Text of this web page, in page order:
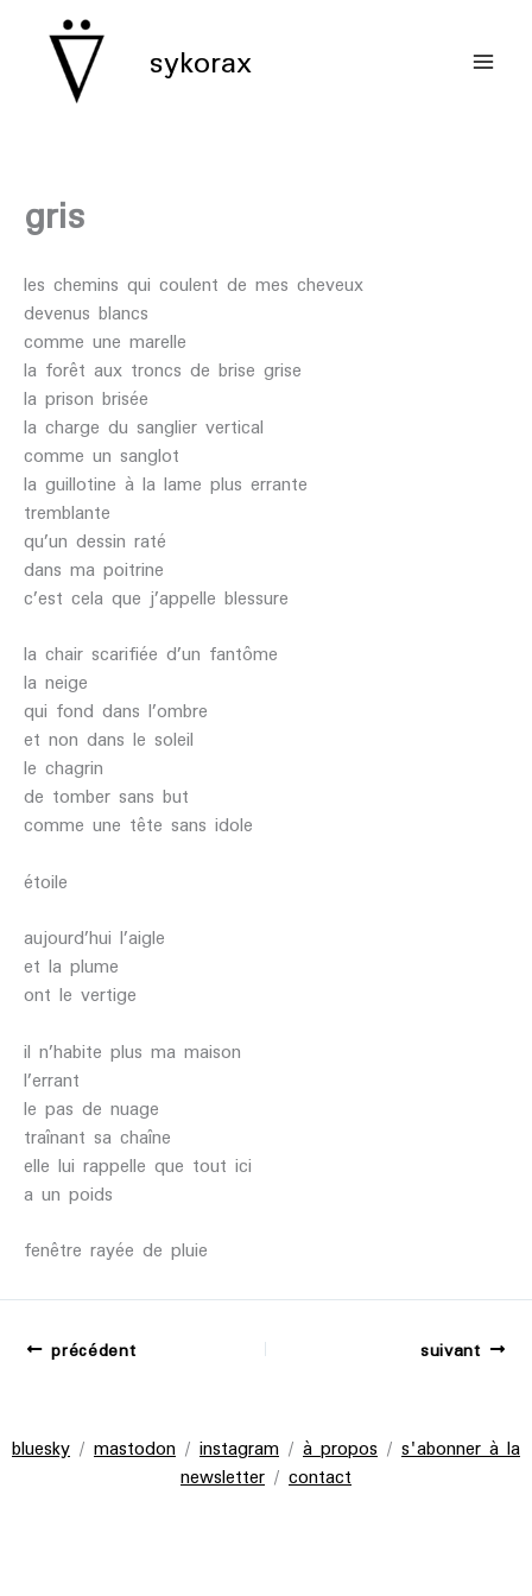
contenu sykorax
gris
les chemins qui coulent de mes cheveux
devenus blancs
comme une marelle
la forêt aux troncs de brise grise
la prison brisée
la charge du sanglier vertical
comme un sanglot
la guillotine à la lame plus errante
tremblante
qu’un dessin raté
dans ma poitrine
c’est cela que j’appelle blessure
la chair scarifiée d’un fantôme
la neige
qui fond dans l’ombre
et non dans le soleil
le chagrin
de tomber sans but
comme une tête sans idole
étoile
aujourd’hui l’aigle
et la plume
ont le vertige
il n’habite plus ma maison
l’errant
le pas de nuage
traînant sa chaîne
elle lui rappelle que tout ici
a un poids
fenêtre rayée de pluie
précédent suivant
bluesky / mastodon / instagram / à propos / s'abonner à la
newsletter / contact